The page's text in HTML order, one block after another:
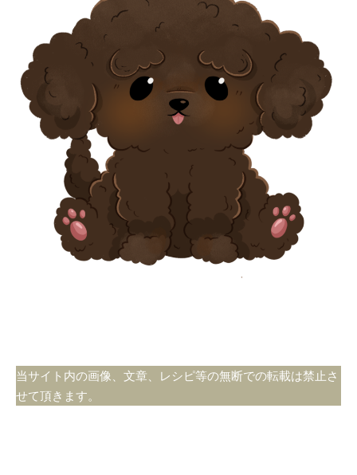
当サイト内の画像、文章、レシピ等の無断での転載は禁止さ
せて頂きます。